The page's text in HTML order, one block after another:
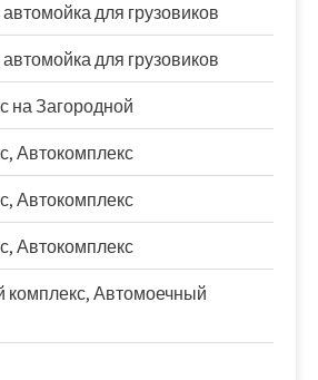
для грузовиков
для грузовиков
на Загородной
Автокомплекс
Автокомплекс
Автокомплекс
комплекс, Автомоечный